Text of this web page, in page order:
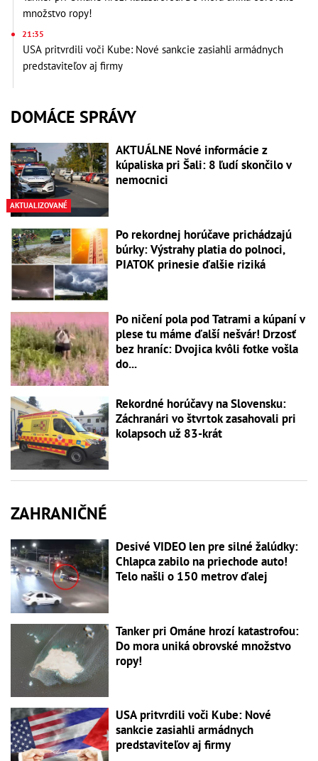
množstvo ropy!
21:35
USA pritvrdili voči Kube: Nové sankcie zasiahli armádnych
predstaviteľov aj firmy
DOMÁCE SPRÁVY
AKTUALIZOVANÉ
AKTUÁLNE Nové informácie z
kúpaliska pri Šali: 8 ľudí skončilo v
nemocnici
Po rekordnej horúčave prichádzajú
búrky: Výstrahy platia do polnoci,
PIATOK prinesie ďalšie riziká
Po ničení pola pod Tatrami a kúpaní v
plese tu máme ďalší nešvár! Drzosť
bez hraníc: Dvojica kvôli fotke vošla
do...
Rekordné horúčavy na Slovensku:
Záchranári vo štvrtok zasahovali pri
kolapsoch už 83-krát
ZAHRANIČNÉ
Desivé VIDEO len pre silné žalúdky:
Chlapca zabilo na priechode auto!
Telo našli o 150 metrov ďalej
Tanker pri Ománe hrozí katastrofou:
Do mora uniká obrovské množstvo
ropy!
USA pritvrdili voči Kube: Nové
sankcie zasiahli armádnych
predstaviteľov aj firmy